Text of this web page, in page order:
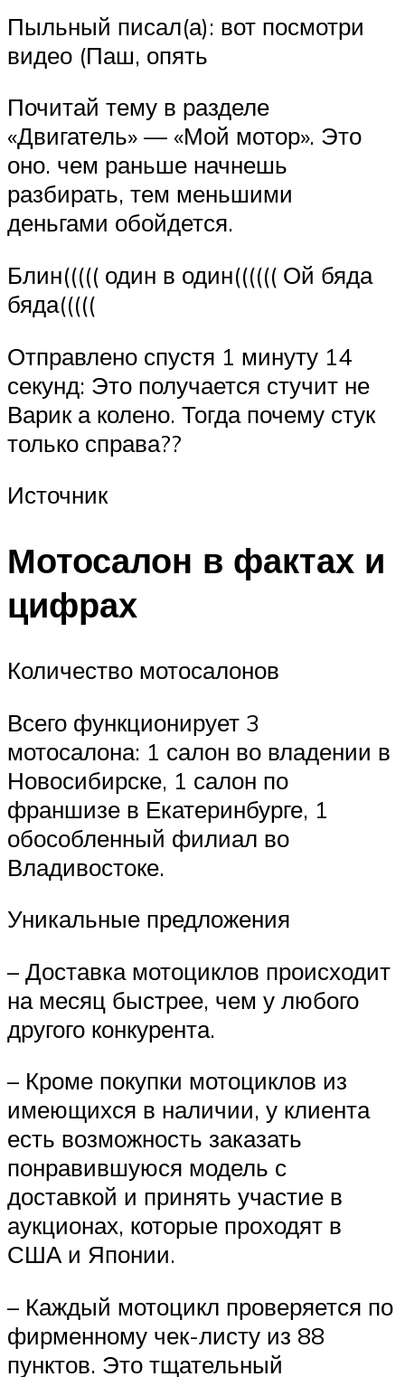
Пыльный писал(а): вот посмотри
видео (Паш, опять
Почитай тему в разделе
«Двигатель» — «Мой мотор». Это
оно. чем раньше начнешь
разбирать, тем меньшими
деньгами обойдется.
Блин((((( один в один(((((( Ой бяда
бяда(((((
Отправлено спустя 1 минуту 14
секунд: Это получается стучит не
Варик а колено. Тогда почему стук
только справа??
Источник
Мотосалон в фактах и
цифрах
Количество мотосалонов
Всего функционирует 3
мотосалона: 1 салон во владении в
Новосибирске, 1 салон по
франшизе в Екатеринбурге, 1
обособленный филиал во
Владивостоке.
Уникальные предложения
– Доставка мотоциклов происходит
на месяц быстрее, чем у любого
другого конкурента.
– Кроме покупки мотоциклов из
имеющихся в наличии, у клиента
есть возможность заказать
понравившуюся модель с
доставкой и принять участие в
аукционах, которые проходят в
США и Японии.
– Каждый мотоцикл проверяется по
фирменному чек-листу из 88
пунктов. Это тщательный